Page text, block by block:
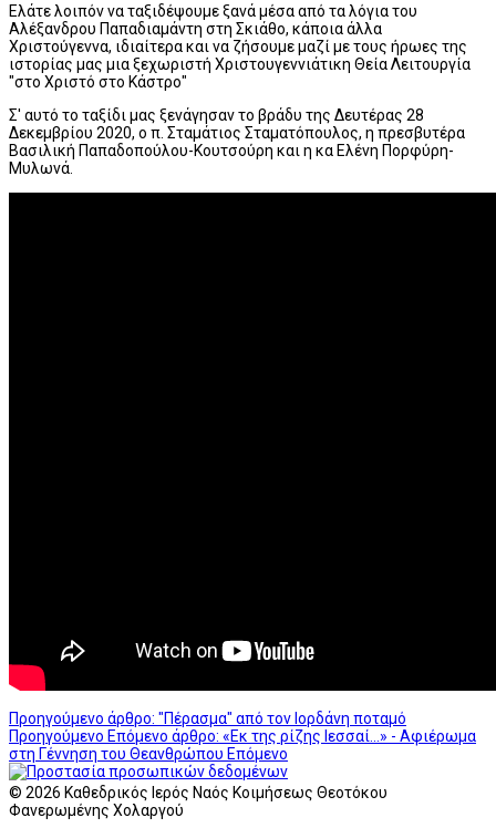
Ελάτε λοιπόν να ταξιδέψουμε ξανά μέσα από τα λόγια του
Αλέξανδρου Παπαδιαμάντη στη Σκιάθο, κάποια άλλα
Χριστούγεννα, ιδιαίτερα και να ζήσουμε μαζί με τους ήρωες της
ιστορίας μας μια ξεχωριστή Χριστουγεννιάτικη Θεία Λειτουργία
"στο Χριστό στο Κάστρο"
Σ' αυτό το ταξίδι μας ξενάγησαν το βράδυ της Δευτέρας 28
Δεκεμβρίου 2020, ο π. Σταμάτιος Σταματόπουλος, η πρεσβυτέρα
Βασιλική Παπαδοπούλου-Κουτσούρη και η κα Ελένη Πορφύρη-
Μυλωνά.
Προηγούμενο άρθρο: "Πέρασμα" από τον Ιορδάνη ποταμό
Προηγούμενο Επόμενο άρθρο: «Εκ της ρίζης Ιεσσαί...» - Aφιέρωμα
στη Γέννηση του Θεανθρώπου Επόμενο
© 2026 Καθεδρικός Ιερός Ναός Κοιμήσεως Θεοτόκου
Φανερωμένης Χολαργού